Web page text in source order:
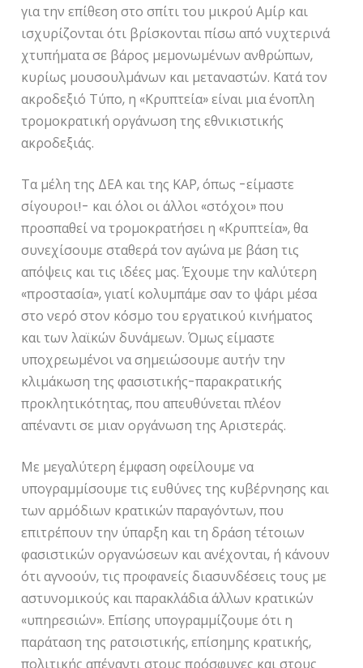
για την επίθεση στο σπίτι του μικρού Αμίρ και
ισχυρίζονται ότι βρίσκονται πίσω από νυχτερινά
χτυπήματα σε βάρος μεμονωμένων ανθρώπων,
κυρίως μουσουλμάνων και μεταναστών. Κατά τον
ακροδεξιό Τύπο, η «Κρυπτεία» είναι μια ένοπλη
τρομοκρατική οργάνωση της εθνικιστικής
ακροδεξιάς.
Τα μέλη της ΔΕΑ και της ΚΑΡ, όπως -είμαστε
σίγουροι!- και όλοι οι άλλοι «στόχοι» που
προσπαθεί να τρομοκρατήσει η «Κρυπτεία», θα
συνεχίσουμε σταθερά τον αγώνα με βάση τις
απόψεις και τις ιδέες μας. Έχουμε την καλύτερη
«προστασία», γιατί κολυμπάμε σαν το ψάρι μέσα
στο νερό στον κόσμο του εργατικού κινήματος
και των λαϊκών δυνάμεων. Όμως είμαστε
υποχρεωμένοι να σημειώσουμε αυτήν την
κλιμάκωση της φασιστικής-παρακρατικής
προκλητικότητας, που απευθύνεται πλέον
απέναντι σε μιαν οργάνωση της Αριστεράς.
Με μεγαλύτερη έμφαση οφείλουμε να
υπογραμμίσουμε τις ευθύνες της κυβέρνησης και
των αρμόδιων κρατικών παραγόντων, που
επιτρέπουν την ύπαρξη και τη δράση τέτοιων
φασιστικών οργανώσεων και ανέχονται, ή κάνουν
ότι αγνοούν, τις προφανείς διασυνδέσεις τους με
αστυνομικούς και παρακλάδια άλλων κρατικών
«υπηρεσιών». Επίσης υπογραμμίζουμε ότι η
παράταση της ρατσιστικής, επίσημης κρατικής,
πολιτικής απέναντι στους πρόσφυγες και στους